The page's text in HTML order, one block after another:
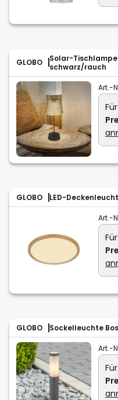
GLOBO
Solar-
schwarz/rauch
Art.-
Für
GLOBO LED-
Art.-
Für
GLOBO Sockelleuchte
Art.-
Für